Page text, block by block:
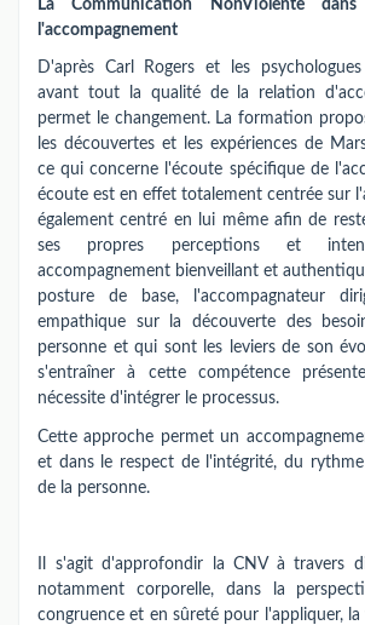
La Communication NonViolente
l'accompagnement
D'après Carl Rogers et les
avant tout la qualité de la relation
permet le changement. La formation
les découvertes et les expériences de
ce qui concerne l'écoute spécifique de
écoute est en effet totalement centrée sur
également centré en lui même afin de
ses propres perceptions et
accompagnement bienveillant et
posture de base, l'accompagnateur
empathique sur la découverte des
personne et qui sont les leviers de son
s'entraîner à cette compétence
nécessite d'intégrer le processus.
Cette approche permet un
et dans le respect de l'intégrité, du
de la personne.
Il s'agit d'approfondir la CNV à travers
notamment corporelle, dans la
congruence et en sûreté pour l'appliquer,